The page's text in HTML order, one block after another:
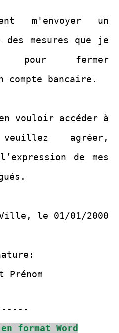
m'envoyer un
mesures que je
pour fermer
compte bancaire.
vouloir accéder à
agréer,
l’expression de mes
le 01/01/2000
Prénom
-----
format Word